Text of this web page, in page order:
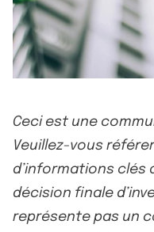
Ceci est une
Veuillez-vous
d’informations clés
décision finale
représente pas un